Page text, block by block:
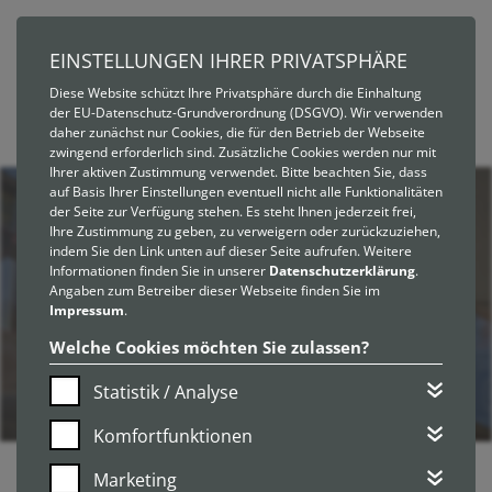
BAUENFÜR
MENSCH
EINSTELLUNGEN IHRER PRIVATSPHÄRE
Diese Website schützt Ihre Privatsphäre durch die Einhaltung
der EU-Datenschutz-Grundverordnung (DSGVO). Wir verwenden
daher zunächst nur Cookies, die für den Betrieb der Webseite
zwingend erforderlich sind. Zusätzliche Cookies werden nur mit
Ihrer aktiven Zustimmung verwendet. Bitte beachten Sie, dass
auf Basis Ihrer Einstellungen eventuell nicht alle Funktionalitäten
der Seite zur Verfügung stehen. Es steht Ihnen jederzeit frei,
Ihre Zustimmung zu geben, zu verweigern oder zurückzuziehen,
indem Sie den Link unten auf dieser Seite aufrufen. Weitere
Informationen finden Sie in unserer Datenschutzerklärung.
Angaben zum Betreiber dieser Webseite finden Sie im
Impressum.
Welche Cookies möchten Sie zulassen?
Statistik / Analyse
Komfortfunktionen
Marketing